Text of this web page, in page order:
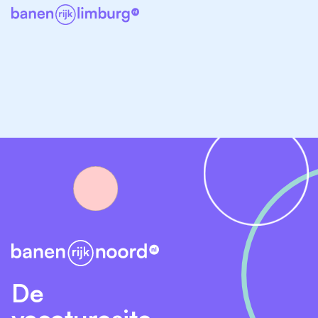
het para-aramidepolymeer vervaardigd dat de basis
vormt van de hoogwaardige aramidevezel Twaron. In
Je hebt een hoog veiligheidsbewustzijn
Je hebt MBO (Plus) werk- en denkniveau of
gelijkwaardig
Je hebt sterke ambities en/of affiniteit met
elektrotechniek
Goede beheersing van de Nederlandse en
Engelse taal
De